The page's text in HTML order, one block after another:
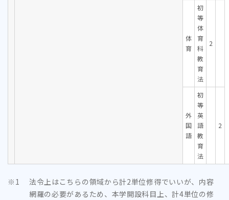
体
育
初
等
体
育
科
教
育
法
2
外
国
語
初
等
英
語
教
育
法
2
法令上はこちらの領域から計2単位修得でいいが、内容
網羅の必要があるため、本学開設科目上、計4単位の修